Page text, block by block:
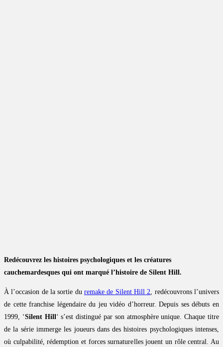
Redécouvrez les histoires psychologiques et les créatures
cauchemardesques qui ont marqué l’histoire de Silent Hill.
À l’occasion de la sortie du remake de Silent Hill 2, redécouvrons l’univers
de cette franchise légendaire du jeu vidéo d’horreur. Depuis ses débuts en
1999, ‘Silent Hill‘ s’est distingué par son atmosphère unique. Chaque titre
de la série immerge les joueurs dans des histoires psychologiques intenses,
où culpabilité, rédemption et forces surnaturelles jouent un rôle central. Au